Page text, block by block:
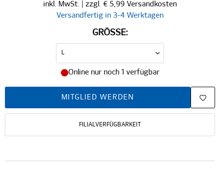
inkl. MwSt. | zzgl. € 5,99 Versandkosten
Versandfertig in 3-4 Werktagen
GRÖSSE:
Online nur noch 1 verfügbar
MITGLIED WERDEN
FILIALVERFÜGBARKEIT